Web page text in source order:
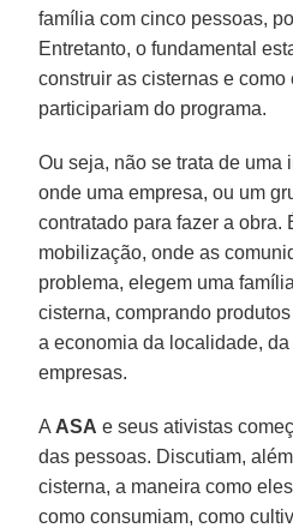
família com cinco pessoas,
Entretanto, o fundamental
construir as cisternas e
participariam do programa.
Ou seja, não se trata de uma
onde uma empresa, ou um
contratado para fazer a obra.
mobilização, onde as
problema, elegem uma
cisterna, comprando
a economia da localidade,
empresas.
A ASA e seus ativistas
das pessoas. Discutiam,
cisterna, a maneira como
como consumiam, como